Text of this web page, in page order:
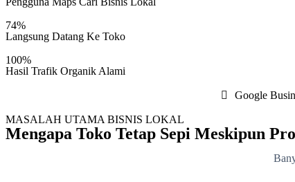
74%
Langsung Datang Ke Toko
100%
Hasil Trafik Organik Alami
Google
MASALAH UTAMA BISNIS LOKAL
Mengapa Toko Tetap Sepi Meskipun